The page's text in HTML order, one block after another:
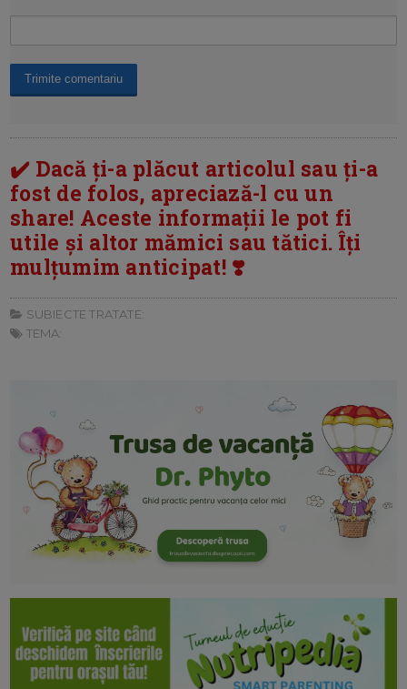
✔️ Dacă ți-a plăcut articolul sau ți-a
fost de folos, apreciază-l cu un
share! Aceste informații le pot fi
utile și altor mămici sau tătici. Îți
mulțumim anticipat! ❣️
SUBIECTE TRATATE:
TEMA: